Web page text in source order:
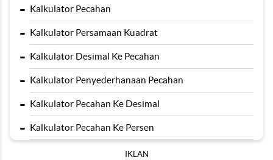
- Kalkulator Pecahan
- Kalkulator Persamaan Kuadrat
- Kalkulator Desimal Ke Pecahan
- Kalkulator Penyederhanaan Pecahan
- Kalkulator Pecahan Ke Desimal
- Kalkulator Pecahan Ke Persen
IKLAN